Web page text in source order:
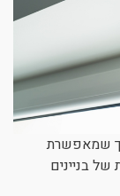
שמאפשרת
בניינים